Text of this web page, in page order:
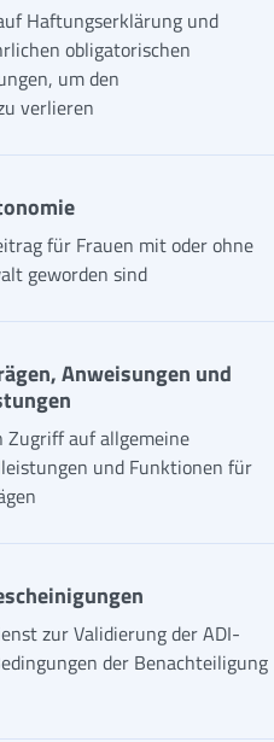
Haftungserklärung und
obligatorischen
um den
verlieren
für Frauen mit oder ohne
geworden sind
Anweisungen und
Zugriff auf allgemeine
und Funktionen für
zur Validierung der ADI-
der Benachteiligung